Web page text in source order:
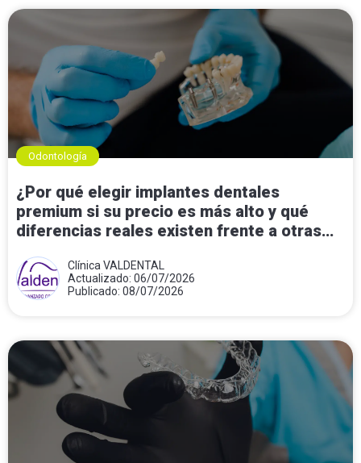
Odontología
¿Por qué elegir implantes dentales
premium si su precio es más alto y qué
diferencias reales existen frente a otras
Clínica VALDENTAL
Actualizado: 06/07/2026
Publicado: 08/07/2026